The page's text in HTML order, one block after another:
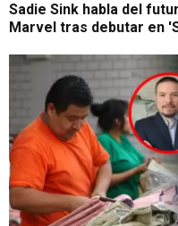
Sadie Sink habla del
Marvel tras debutar en